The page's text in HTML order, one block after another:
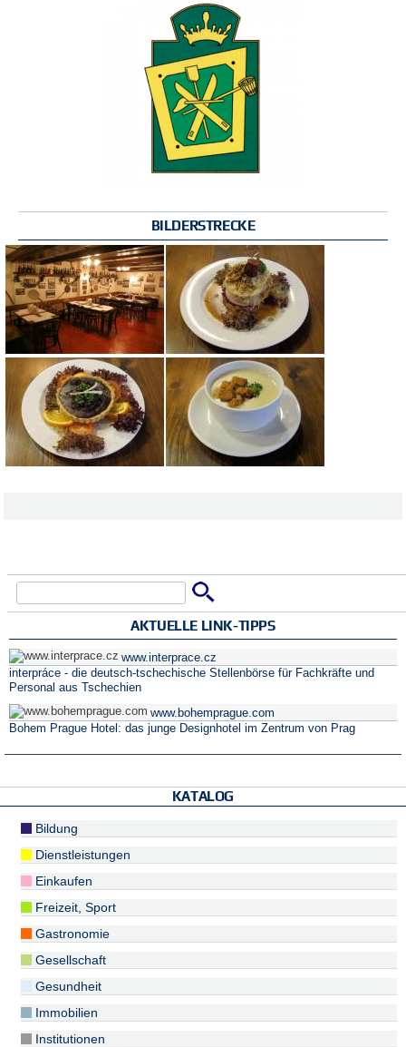
BILDERSTRECKE
Suchformular
AKTUELLE LINK-TIPPS
www.interprace.cz
interpráce - die deutsch-tschechische Stellenbörse für Fachkräfte und
Personal aus Tschechien
www.bohemprague.com
Bohem Prague Hotel: das junge Designhotel im Zentrum von Prag
KATALOG
Bildung
Dienstleistungen
Einkaufen
Freizeit, Sport
Gastronomie
Gesellschaft
Gesundheit
Immobilien
Institutionen